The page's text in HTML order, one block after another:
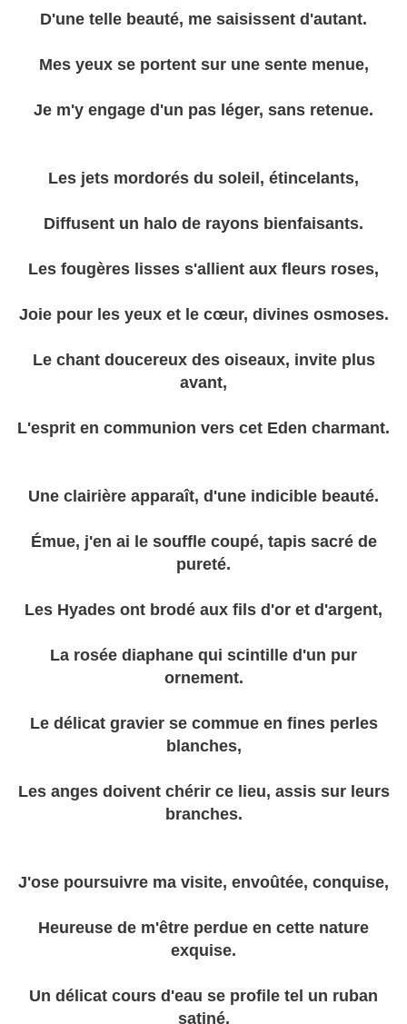
D'une telle beauté, me saisissent d'autant.
Mes yeux se portent sur une sente menue,
Je m'y engage d'un pas léger, sans retenue.
Les jets mordorés du soleil, étincelants,
Diffusent un halo de rayons bienfaisants.
Les fougères lisses s'allient aux fleurs roses,
Joie pour les yeux et le cœur, divines osmoses.
Le chant doucereux des oiseaux, invite plus
avant,
L'esprit en communion vers cet Eden charmant.
Une clairière apparaît, d'une indicible beauté.
Émue, j'en ai le souffle coupé, tapis sacré de
pureté.
Les Hyades ont brodé aux fils d'or et d'argent,
La rosée diaphane qui scintille d'un pur
ornement.
Le délicat gravier se commue en fines perles
blanches,
Les anges doivent chérir ce lieu, assis sur leurs
branches.
J'ose poursuivre ma visite, envoûtée, conquise,
Heureuse de m'être perdue en cette nature
exquise.
Un délicat cours d'eau se profile tel un ruban
satiné,